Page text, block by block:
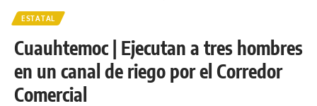
ESTATAL
Cuauhtemoc | Ejecutan a tres hombres
en un canal de riego por el Corredor
Comercial